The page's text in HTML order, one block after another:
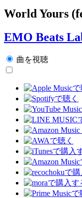
World Yours
EMO Beats
曲を視聴